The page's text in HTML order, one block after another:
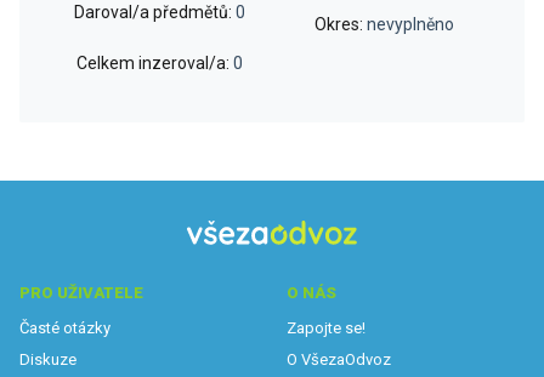
Daroval/a předmětů: 0
Celkem inzeroval/a: 0
Okres: nevyplněno
PRO UŽIVATELE
Časté otázky
Diskuze
O NÁS
Zapojte se!
O VšezaOdvoz